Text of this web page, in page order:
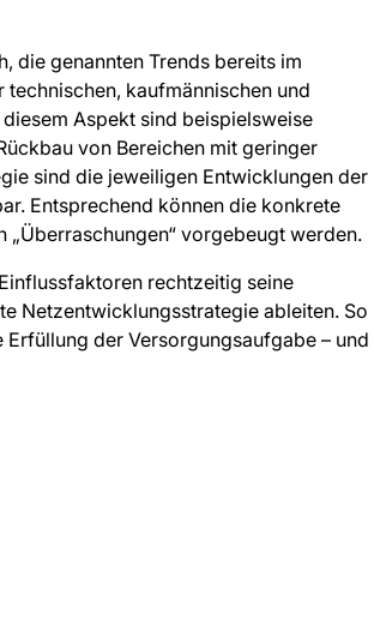
die genannten Trends bereits im
kaufmännischen und
Aspekt sind beispielsweise
von Bereichen mit geringer
sind die jeweiligen Entwicklungen der
Entsprechend können die konkrete
vorgebeugt werden.
rechtzeitig seine
Netzentwicklungsstrategie ableiten. So
der Versorgungsaufgabe – und